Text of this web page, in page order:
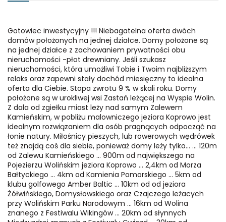
Gotowiec inwestycyjny !!! Niebagatelna oferta dwóch
domów położonych na jednej działce. Domy położone są
na jednej działce z zachowaniem prywatności obu
nieruchomości -płot drewniany. Jeśli szukasz
nieruchomości, która umożliwi Tobie i Twoim najbliższym
relaks oraz zapewni stały dochód miesięczny to idealna
oferta dla Ciebie. Stopa zwrotu 9 % w skali roku. Domy
położone są w urokliwej wsi Zastań leżącej na Wyspie Wolin.
Z dala od zgiełku miast leży nad samym Zalewem
Kamieńskim, w pobliżu malowniczego jeziora Koprowo jest
idealnym rozwiązaniem dla osób pragnących odpocząć na
łonie natury. Miłośnicy pieszych, lub rowerowych wędrówek
też znajdą coś dla siebie, ponieważ domy leży tylko... ... 120m
od Zalewu Kamieńskiego ... 900m od największego na
Pojezierzu Wolińskim jeziora Koprowo ... 2,4km od Morza
Bałtyckiego ... 4km od Kamienia Pomorskiego ... 5km od
klubu golfowego Amber Baltic ... 10km od od jeziora
Żółwińskiego, Domysłowskiego oraz Czajczego leżacych
przy Wolińskim Parku Narodowym ... 16km od Wolina
znanego z Festiwalu Wikingów ... 20km od słynnych